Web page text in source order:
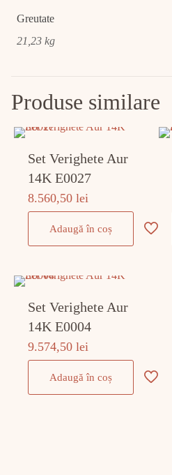
Greutate
21,23 kg
Produse similare
Set Verighete Aur
14K E0027
8.560,50lei
Adaugă în coș
Set Verighete Aur
14K E0004
9.574,50lei
Adaugă în coș